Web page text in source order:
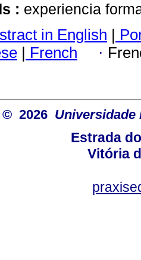
: experiencia
in English |
| French ·
© 2026 Universidade
Estrada
Vitória